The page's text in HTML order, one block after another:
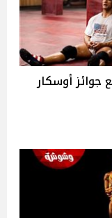
جوائز أوسكار